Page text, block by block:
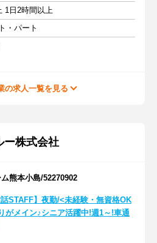
1日2時間以上
・パート
の求人一覧を見る
ー株式会社
熊本小島/52270902
話STAFF】夜勤/<未経験・無資格OK
がメイン♪シニア活躍中!週1～!車通